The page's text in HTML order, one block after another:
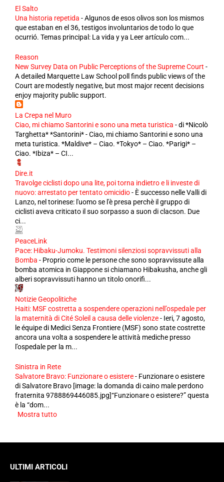
El Salto
Una historia repetida -Algunos de esos olivos son los mismos
que estaban en el 36, testigos involuntarios de todo lo que
ocurrió. Temas principal: La vida y ya Leer artículo com...
Reason
New Survey Data on Public Perceptions of the Supreme Court -
A detailed Marquette Law School poll finds public views of the
Court are modestly negative, but most major recent decisions
enjoy majority public support.
La Crepa nel Muro
Ciao, mi chiamo Santorini e sono una meta turistica -di *Nicolò
Targhetta* *Santorini* - Ciao, mi chiamo Santorini e sono una
meta turistica. *Maldive* – Ciao. *Tokyo* – Ciao. *Parigi* –
Ciao. *Ibiza* – CI...
Dire.it
Travolge ciclisti dopo una lite, poi torna indietro e li investe di
nuovo: arrestato per tentato omicidio- È successo nelle Valli di
Lanzo, nel torinese: l'uomo se l'è presa perchè il gruppo di
ciclisti aveva criticato il suo sorpasso a suon di clacson. Due
ci...
PeaceLink
Pace: Hibaku-Jumoku. Testimoni silenziosi sopravvissuti alla
Bomba - Proprio come le persone che sono sopravvissute alla
bomba atomica in Giappone si chiamano Hibakusha, anche gli
alberi sopravvissuti hanno un titolo onorifi...
Notizie Geopolitiche
Haiti: MSF costretta a sospendere operazioni nell’ospedale per
la maternità di Cité Soleil a causa delle violenze- Ieri, 7 agosto,
le équipe di Medici Senza Frontiere (MSF) sono state costrette
ancora una volta a sospendere le attività mediche presso
l’ospedale per la m...
Sinistra in Rete
Salvatore Bravo: Funzionare o esistere- Funzionare o esistere
di Salvatore Bravo [image: la domanda di caino male perdono
fraternita 9788869446085.jpg]“Funzionare o esistere?” questa
è la “dom...
Mostra tutto
ULTIMI ARTICOLI